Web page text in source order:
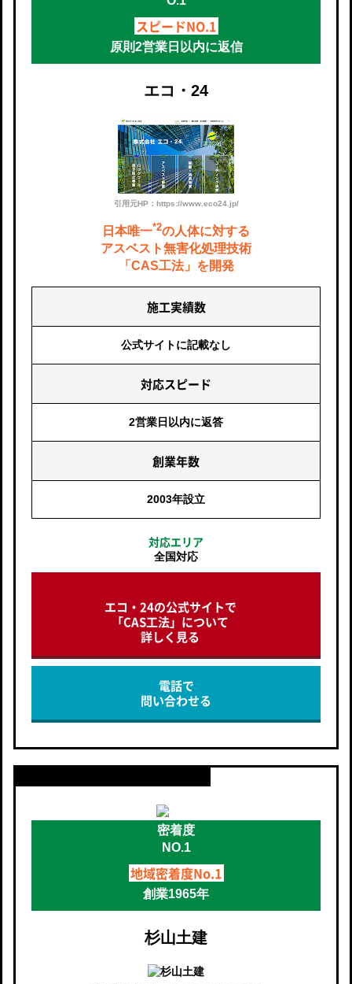
スピードNO.1
原則2営業日以内に返信
エコ・24
引用元HP：https://www.eco24.jp/
日本唯一*2の人体に対する
アスベスト無害化処理技術
「CAS工法」を開発
施工実績数
公式サイトに記載なし
対応スピード
2営業日以内に返答
創業年数
2003年設立
対応エリア
全国対応
エコ・24の公式サイトで
「CAS工法」について
詳しく見る
電話で
問い合わせる
地域密着度No.1
創業1965年
杉山土建